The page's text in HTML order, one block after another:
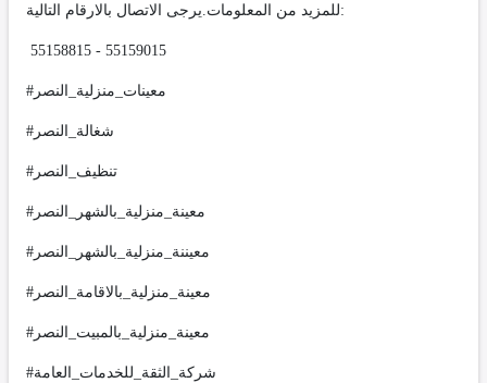
للمزيد من المعلومات.يرجى الاتصال بالارقام التالية:
55158815 - 55159015
#شركة_الثقة_للخدمات_العامة